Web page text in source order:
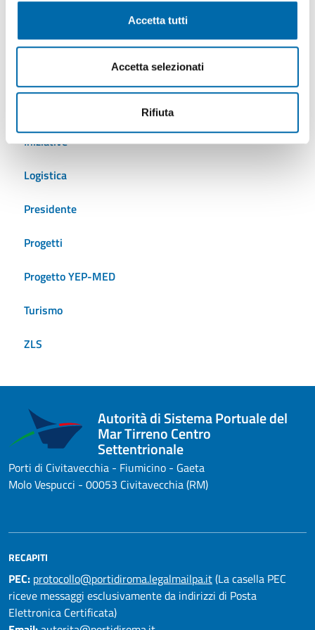
Accetta tutti
Accetta selezionati
Rifiuta
Autostrade del mare
Cantieristica
Iniziative
Logistica
Presidente
Progetti
Progetto YEP-MED
Turismo
ZLS
Autorità di Sistema Portuale del
Mar Tirreno Centro
Settentrionale
Porti di Civitavecchia - Fiumicino - Gaeta
Molo Vespucci - 00053 Civitavecchia (RM)
RECAPITI
PEC: protocollo@portidiroma.legalmailpa.it(La casella PEC
riceve messaggi esclusivamente da indirizzi di Posta
Elettronica Certificata)